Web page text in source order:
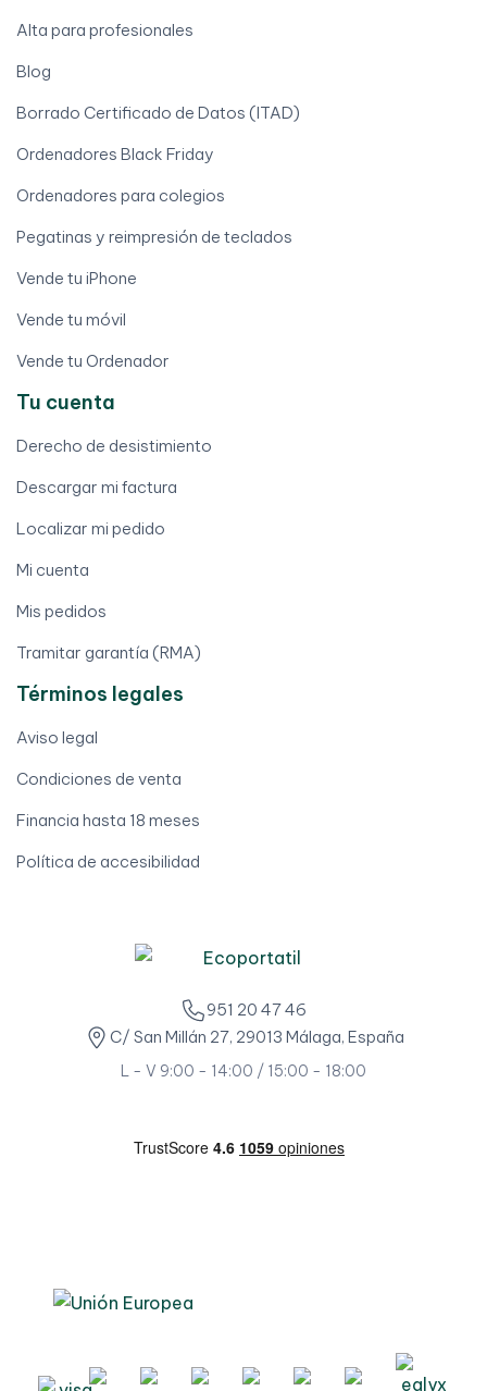
Alta para profesionales
Blog
Borrado Certificado de Datos (ITAD)
Ordenadores Black Friday
Ordenadores para colegios
Pegatinas y reimpresión de teclados
Vende tu iPhone
Vende tu móvil
Vende tu Ordenador
Tu cuenta
Derecho de desistimiento
Descargar mi factura
Localizar mi pedido
Mi cuenta
Mis pedidos
Tramitar garantía (RMA)
Términos legales
Aviso legal
Condiciones de venta
Financia hasta 18 meses
Política de accesibilidad
951 20 47 46
C/ San Millán 27, 29013 Málaga, España
L - V 9:00 - 14:00 / 15:00 - 18:00